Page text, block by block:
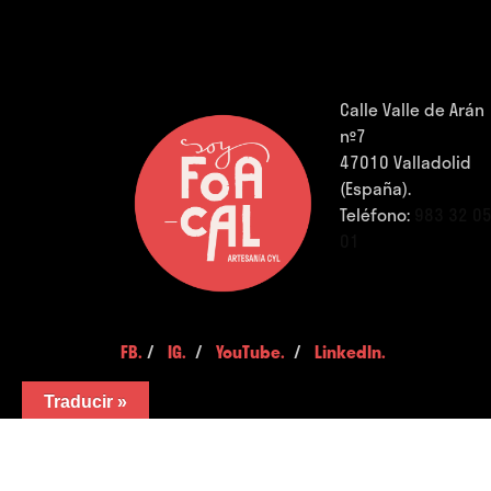
Calle Valle de Arán
nº7
47010 Valladolid
(España).
Teléfono:
FB. /IG. /YouTube. /LinkedIn.
Traducir »